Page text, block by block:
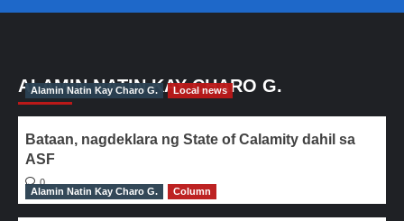
ALAMIN NATIN KAY CHARO G.
Alamin Natin Kay Charo G. Local news
Bataan, nagdeklara ng State of Calamity dahil sa
ASF
0
Alamin Natin Kay Charo G.
Column